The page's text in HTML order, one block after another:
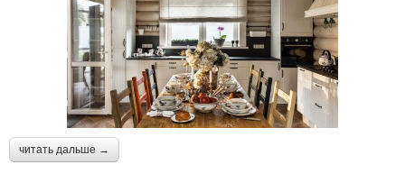
читать дальше →